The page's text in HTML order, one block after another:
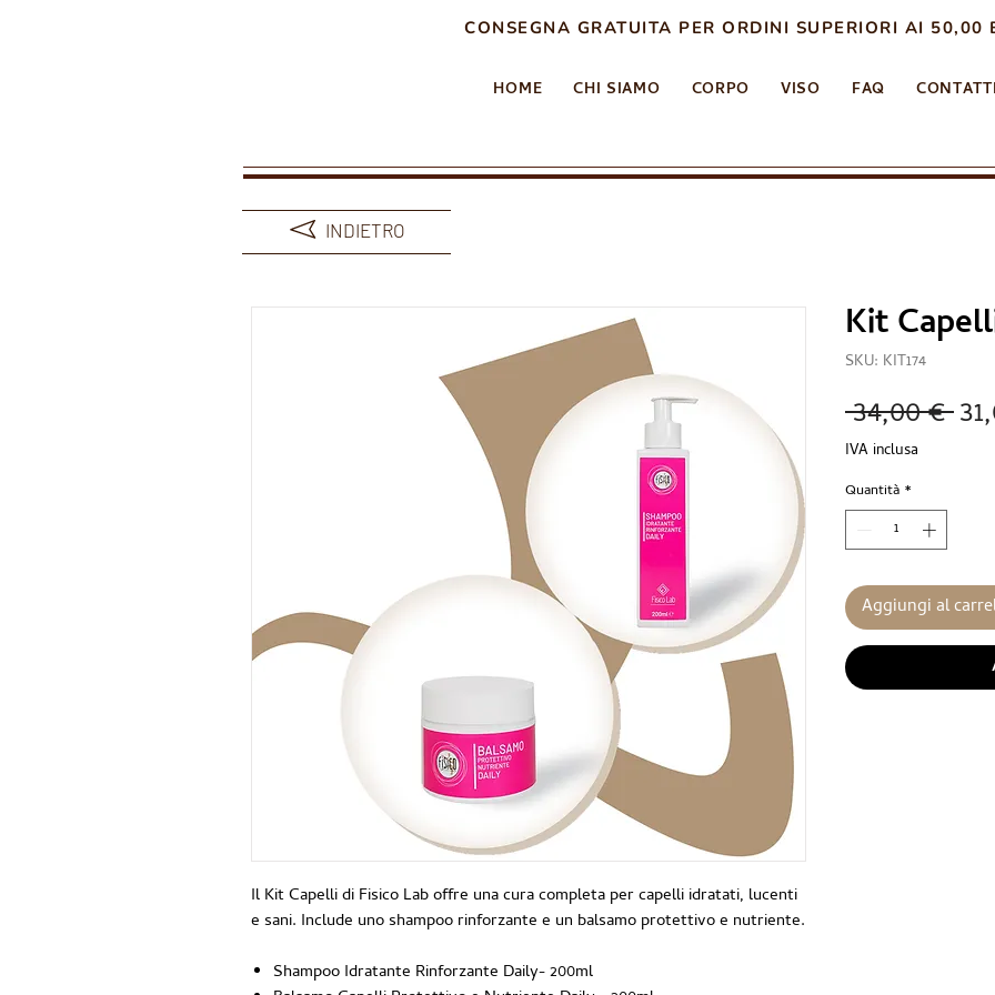
CONSEGNA GRATUITA PER ORDINI SUPERIORI AI 50,00
HOME CHI SIAMO CORPO VISO FAQ CONTATTI
Il Kit Capelli di Fisico Lab offre una cura completa per capelli idratati, lucenti
e sani. Include uno shampoo rinforzante e un balsamo protettivo e nutriente.
Shampoo Idratante Rinforzante Daily- 200ml
Kit
SKU: KIT174
34,00 €
IVA inclusa
Quantità *
Aggiungi al
INDIETRO